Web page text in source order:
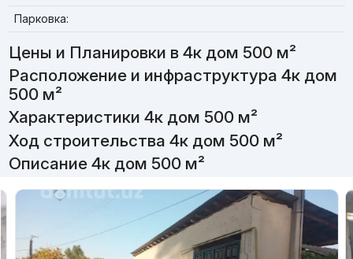
Парковка:
Цены и Планировки в 4к дом 500 м²
Расположение и инфраструктура 4к дом
500 м²
Характеристики 4к дом 500 м²
Ход строительства 4к дом 500 м²
Описание 4к дом 500 м²